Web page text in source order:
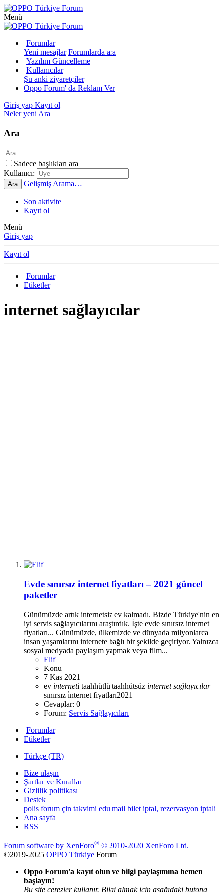
Menü
Forumlar
Yeni mesajlar Forumlarda ara
Yazılım Güncelleme
Kullanıcılar
Şu anki ziyaretçiler
Oppo Forum' da Reklam Ver
Giriş yap Kayıt ol
Neler yeni Ara
Ara
Sadece başlıkları ara
Kullanıcı:
Ara Gelişmiş Arama…
Son aktivite
Kayıt ol
Menü
Giriş yap
Kayıt ol
Forumlar
Etiketler
internet sağlayıcılar
Evde sınırsız internet fiyatları – 2021 güncel
paketler
Günümüzde artık internetsiz ev kalmadı. Bizde Türkiye'nin en
iyi servis sağlayıcılarını araştırdık. İşte evde sınırsız internet
fiyatları... Günümüzde, ülkemizde ve dünyada milyonlarca
insan yaşamlarını internete bağlı bir şekilde geçiriyor. Yalnızca
sosyal medyada paylaşım yapmak veya film...
Elif
Konu
7 Kas 2021
ev interneti taahhütlü taahhütsüz internet sağlayıcılar
sınırsız i̇nternet fiyatları2021
Cevaplar: 0
Forum: Servis Sağlayıcıları
Forumlar
Etiketler
Türkçe (TR)
Bize ulaşın
Şartlar ve Kurallar
Gizlilik politikası
Destek
polis forum çin takvimi edu mail bilet iptal, rezervasyon iptali
Ana sayfa
RSS
Forum software by XenForo® © 2010-2020 XenForo Ltd.
©2019-2025 OPPO Türkiye Forum
Oppo Forum'a kayıt olun ve bilgi paylaşımına hemen
başlayın!
Bu site çerezler kullanır. Bilgi almak için aşağıdaki butona